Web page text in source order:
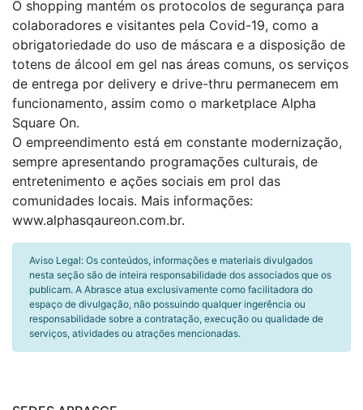
O shopping mantém os protocolos de segurança para
colaboradores e visitantes pela Covid-19, como a
obrigatoriedade do uso de máscara e a disposição de
totens de álcool em gel nas áreas comuns, os serviços
de entrega por delivery e drive-thru permanecem em
funcionamento, assim como o marketplace Alpha
Square On.
O empreendimento está em constante modernização,
sempre apresentando programações culturais, de
entretenimento e ações sociais em prol das
comunidades locais. Mais informações:
www.alphasqaureon.com.br.
Aviso Legal: Os conteúdos, informações e materiais divulgados
nesta seção são de inteira responsabilidade dos associados que os
publicam. A Abrasce atua exclusivamente como facilitadora do
espaço de divulgação, não possuindo qualquer ingerência ou
responsabilidade sobre a contratação, execução ou qualidade de
serviços, atividades ou atrações mencionadas.